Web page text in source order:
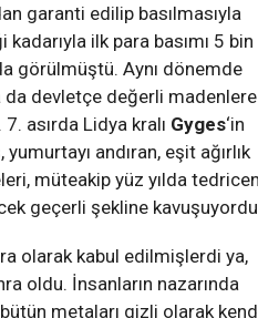
garanti edilip basılmasıyla
ilk para basımı 5 bin
görülmüştü. Aynı dönemde
da devletçe değerli madenlere
asırda Lidya kralı Gyges‘in
andıran, eşit ağırlık
müteakip yüz yılda
geçerli şekline
olarak kabul edilmişlerdi ya,
oldu. İnsanların nazarında
metaları gizli olarak